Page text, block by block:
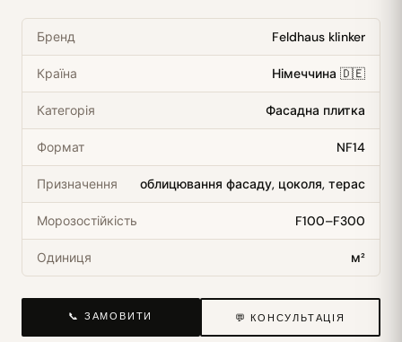
Бренд Feldhaus klinker
Країна Німеччина 🇩🇪
Категорія Фасадна плитка
Формат NF14
Призначення облицювання фасаду, цоколя, терас
Морозостійкість F100–F300
Одиниця м²
📞 ЗАМОВИТИ 💬 КОНСУЛЬТАЦІЯ